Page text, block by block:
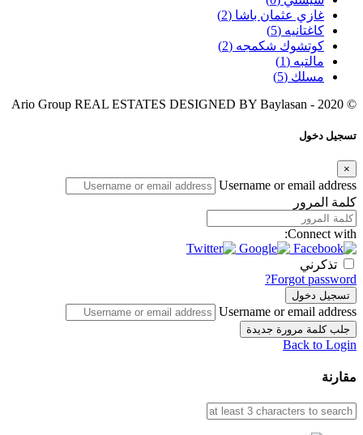
غازي عثمان باشا (2)
كاغتانيه (5)
كوتشوك شكمجه (2)
مالتبه (1)
مسلك (5)
© 2020 - Ario Group REAL ESTATES DESIGNED BY
Baylasan
تسجيل دخول
×
Username or email address
كلمة المرور
Connect with:
تذكرني
Forgot password?
تسجيل دخول
Username or email address
جلب كلمة مرورة جديدة
Back to Login
مقارنة